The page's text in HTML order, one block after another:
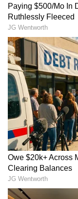
13 ಮಂದಿ ಭಕ್ತರ
ಉಲ್ಲೇಖಿಸಲಾಗಿದೆ.
ಸಹ ಶಾಸನದಲ್ಲಿ
ಗ್ರಾಮದ ರೈತ
ಗೋಪಾಲಪ್ಪ ಸೇರಿ
LATEST VIDEOS
"ರಾಜಕೀಯ ಬೇಡ,
ಕನಕೋತ್ಸವದಲ್ಲಿ
Shetty speech |
ಶೇ.50 ರಿಂದ